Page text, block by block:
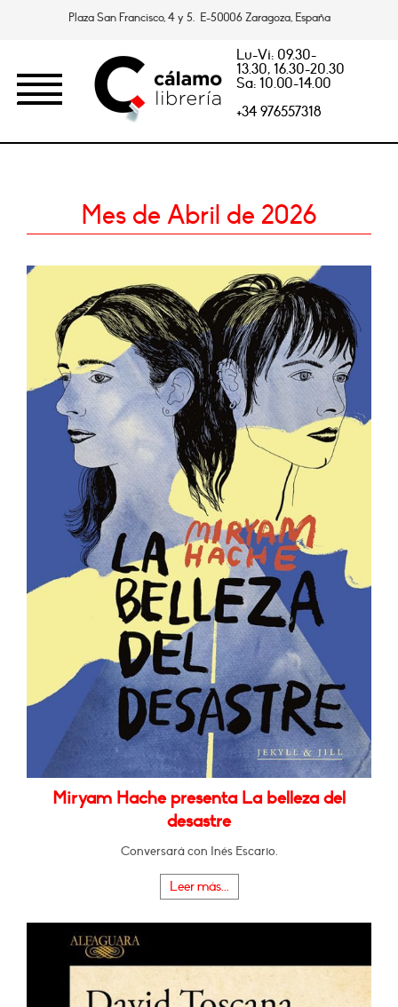
Plaza San Francisco, 4 y 5. E-50006 Zaragoza, España
Lu-Vi: 09.30-
13.30, 16.30-20.30
Sa: 10.00-14.00
+34 976557318
Mes de Abril de 2026
Miryam Hache presenta La belleza del
desastre
Conversará con Inés Escario.
Leer más...